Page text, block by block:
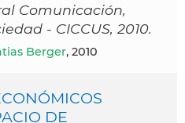
Comunicación,
- CICCUS, 2010.
Berger, 2010
DE